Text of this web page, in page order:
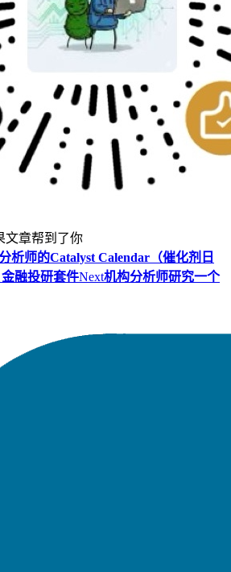
文章帮到了你
析师的Catalyst Calendar（催化剂日
融投研套件Next机构分析师研究一个